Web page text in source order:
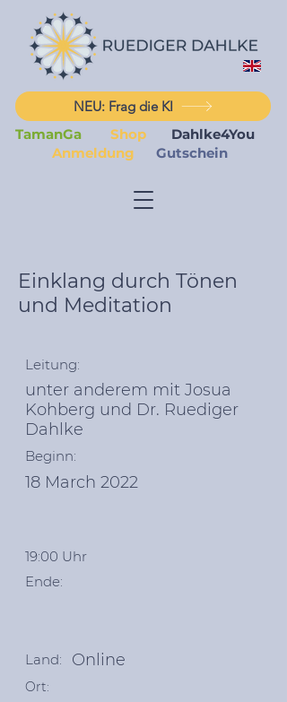
NEU: Frag die KI
TamanGa
Shop
Dahlke4You
Anmeldung
Gutschein
Einklang durch Tönen
und Meditation
Leitung:
unter anderem mit Josua
Kohberg und Dr. Ruediger
Dahlke
Beginn:
18 March 2022
19:00 Uhr
Ende:
Land: Online
Ort: